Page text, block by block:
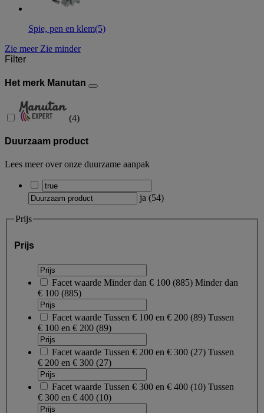
Spie, pen en klem(5)
Zie meer Zie minder
Filter
Het merk Manutan
(4)
Duurzaam product
Lees meer over onze duurzame aanpak
ja (54)
Prijs
Prijs
Facet waarde Minder dan € 100 (885) Minder dan
€ 100 (885)
Facet waarde Tussen € 100 en € 200 (89) Tussen
€ 100 en € 200 (89)
Facet waarde Tussen € 200 en € 300 (27) Tussen
€ 200 en € 300 (27)
Facet waarde Tussen € 300 en € 400 (10) Tussen
€ 300 en € 400 (10)